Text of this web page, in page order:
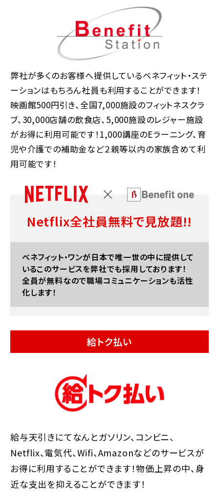
弊社が多くのお客様へ提供しているベネフィット・ステ
ーションはもちろん社員も利用することができます！
映画館500円引き、全国7,000施設のフィットネスクラ
ブ、30,000店舗の飲食店、5,000施設のレジャー施設
がお得に利用可能です！1,000講座のEラーニング、育
児や介護での補助金など２親等以内の家族含めて利
用可能です！
Netflix全社員無料で見放題!!
ベネフィット・ワンが日本で唯一世の中に提供して
いるこのサービスを弊社でも採用しております！
全員が無料なので職場コミュニケーションも活性
化します！
給トク払い
給与天引きにてなんとガソリン、コンビニ、
Netflix、電気代、Wifi、Amazonなどのサービスが
お得に利用することができます！物価上昇の中、身
近な支出を抑えることができます！